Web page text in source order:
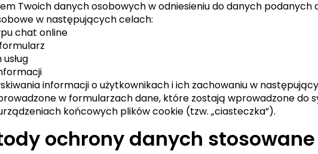
Twoich danych osobowych w odniesieniu do danych podanych
w następujących celach:
chat online
informacji o użytkownikach i ich zachowaniu w
w formularzach dane, które zostają wprowadzone do
końcowych plików cookie (tzw. „ciasteczka”).
ochrony danych